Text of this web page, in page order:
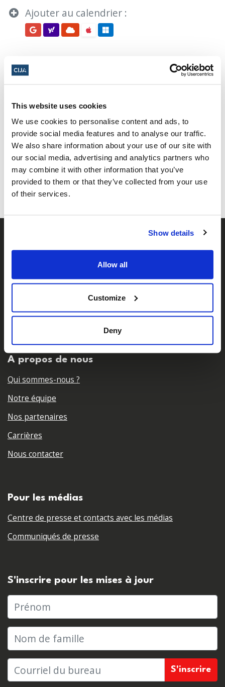
This website uses cookies
We use cookies to personalise content and ads, to
provide social media features and to analyse our traffic.
We also share information about your use of our site with
our social media, advertising and analytics partners who
may combine it with other information that you’ve
provided to them or that they’ve collected from your use
of their services.
Show details
Allow all
Customize
Deny
Ajouter au calendrier :
Yom HaShoah 2024
Partager cette page
Whatsapp
Facebook
𝕏 Instagram
LinkedIn
A propos de nous
Qui sommes-nous ?
Notre équipe
Nos partenaires
Carrières
Nous contacter
Pour les médias
Centre de presse et contacts avec les médias
Communiqués de presse
S'inscrire pour les mises à jour
Prénom
Nom de famille